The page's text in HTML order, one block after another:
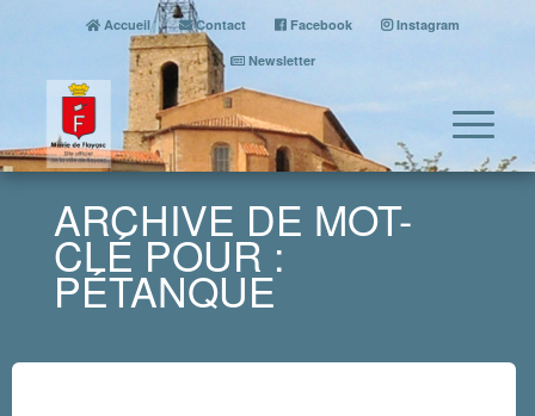
Accueil Contact Facebook
Instagram
Newsletter
ARCHIVE DE MOT-
CLÉ POUR :
PÉTANQUE